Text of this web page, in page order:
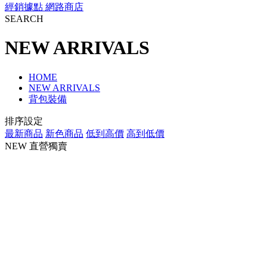
經銷據點 網路商店
SEARCH
NEW ARRIVALS
HOME
NEW ARRIVALS
背包裝備
排序設定
最新商品 新色商品 低到高價 高到低價
NEW 直營獨賣